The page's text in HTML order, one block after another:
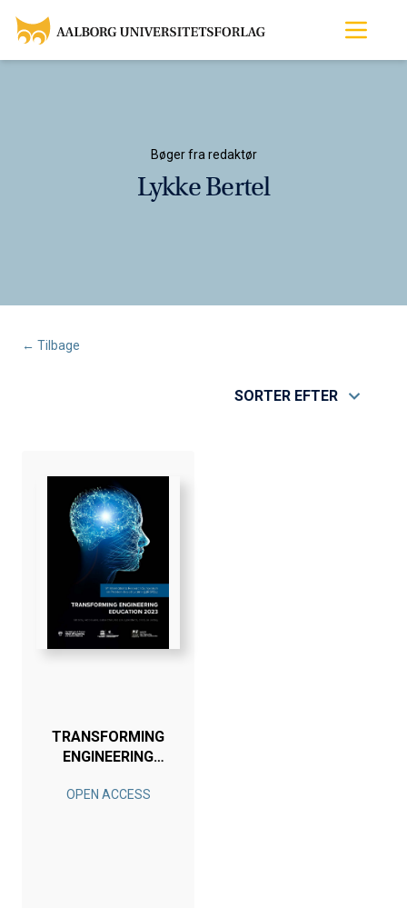
Bøger fra redaktør
Lykke Bertel
← Tilbage
SORTER EFTER
TRANSFORMING
ENGINEERING
OPEN ACCESS